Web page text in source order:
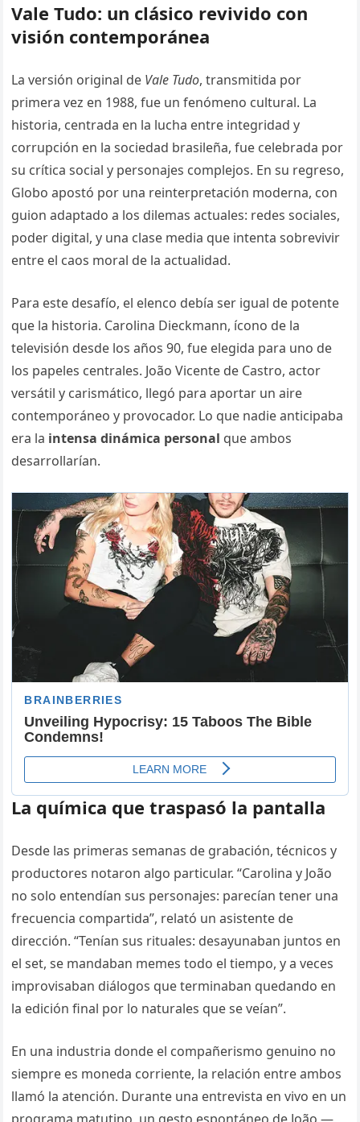
Vale Tudo: un clásico revivido con
visión contemporánea
La versión original de Vale Tudo, transmitida por
primera vez en 1988, fue un fenómeno cultural. La
historia, centrada en la lucha entre integridad y
corrupción en la sociedad brasileña, fue celebrada por
su crítica social y personajes complejos. En su regreso,
Globo apostó por una reinterpretación moderna, con
guion adaptado a los dilemas actuales: redes sociales,
poder digital, y una clase media que intenta sobrevivir
entre el caos moral de la actualidad.
Para este desafío, el elenco debía ser igual de potente
que la historia. Carolina Dieckmann, ícono de la
televisión desde los años 90, fue elegida para uno de
los papeles centrales. João Vicente de Castro, actor
versátil y carismático, llegó para aportar un aire
contemporáneo y provocador. Lo que nadie anticipaba
era la intensa dinámica personal que ambos
desarrollarían.
La química que traspasó la pantalla
Desde las primeras semanas de grabación, técnicos y
productores notaron algo particular. “Carolina y João
no solo entendían sus personajes: parecían tener una
frecuencia compartida”, relató un asistente de
dirección. “Tenían sus rituales: desayunaban juntos en
el set, se mandaban memes todo el tiempo, y a veces
improvisaban diálogos que terminaban quedando en
la edición final por lo naturales que se veían”.
En una industria donde el compañerismo genuino no
siempre es moneda corriente, la relación entre ambos
llamó la atención. Durante una entrevista en vivo en un